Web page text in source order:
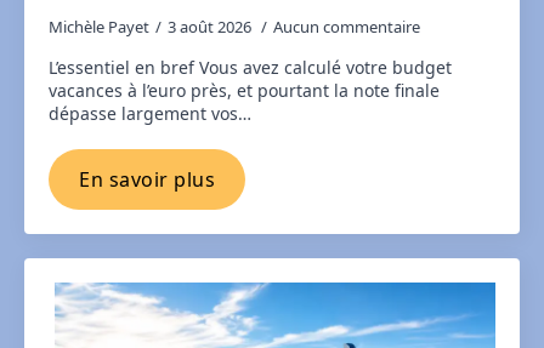
Michèle Payet 3 août 2026 Aucun commentaire
L’essentiel en bref Vous avez calculé votre budget
vacances à l’euro près, et pourtant la note finale
dépasse largement vos…
En savoir plus